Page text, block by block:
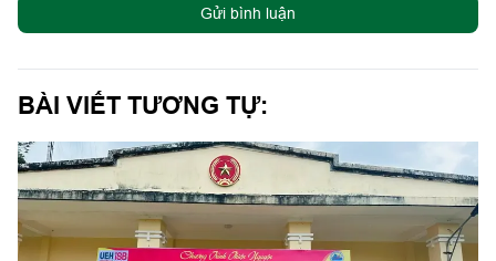
Gửi bình luận
BÀI VIẾT TƯƠNG TỰ: